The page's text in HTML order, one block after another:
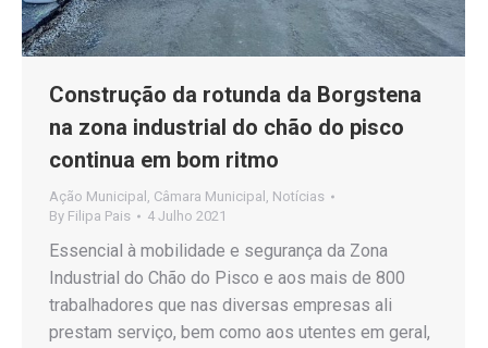
Construção da rotunda da Borgstena
na zona industrial do chão do pisco
continua em bom ritmo
Ação Municipal , Câmara Municipal , Notícias
By Filipa Pais 4 Julho 2021
Essencial à mobilidade e segurança da Zona
Industrial do Chão do Pisco e aos mais de 800
trabalhadores que nas diversas empresas ali
prestam serviço, bem como aos utentes em geral,